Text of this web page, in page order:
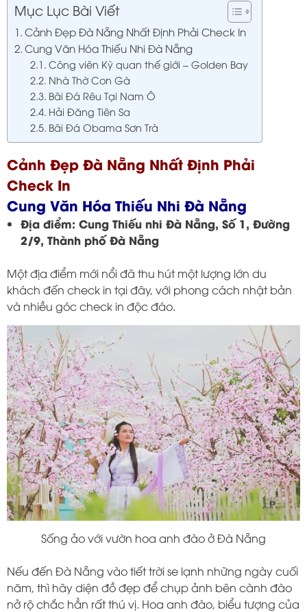
Mục Lục Bài Viết
Cảnh Đẹp Đà Nẵng Nhất Định Phải Check In
Cung Văn Hóa Thiếu Nhi Đà Nẵng
Công viên Kỳ quan thế giới – Golden Bay
Nhà Thờ Con Gà
Bãi Đá Rêu Tại Nam Ô
Hải Đăng Tiên Sa
Bãi Đá Obama Sơn Trà
Cảnh Đẹp Đà Nẵng Nhất Định Phải
Check In
Cung Văn Hóa Thiếu Nhi Đà Nẵng
Địa điểm: Cung Thiếu nhi Đà Nẵng, Số 1, Đường
2/9, Thành phố Đà Nẵng
Một địa điểm mới nổi đã thu hút một lượng lớn du
khách đến check in tại đây, với phong cách nhật bản
và nhiều góc check in độc đáo.
Sống ảo với vườn hoa anh đào ở Đà Nẵng
Nếu đến Đà Nẵng vào tiết trời se lạnh những ngày cuối
năm, thì hãy diện đồ đẹp để chụp ảnh bên cành đào
nở rộ chắc hẳn rất thú vị. Hoa anh đào, biểu tượng của